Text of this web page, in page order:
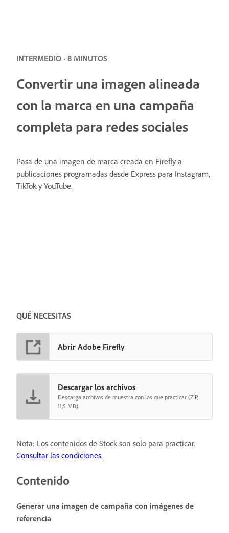
INTERMEDIO · 8 MINUTOS
Convertir una imagen alineada
con la marca en una campaña
completa para redes sociales
Pasa de una imagen de marca creada en Firefly a
publicaciones programadas desde Express para Instagram,
TikTok y YouTube.
QUÉ NECESITAS
Abrir Adobe Firefly
Descargar los archivos
Descarga archivos de muestra con los que practicar (ZIP,
11,5 MB).
Nota: Los contenidos de Stock son solo para practicar.
Consultar las condiciones.
Contenido
Generar una imagen de campaña con imágenes de
referencia